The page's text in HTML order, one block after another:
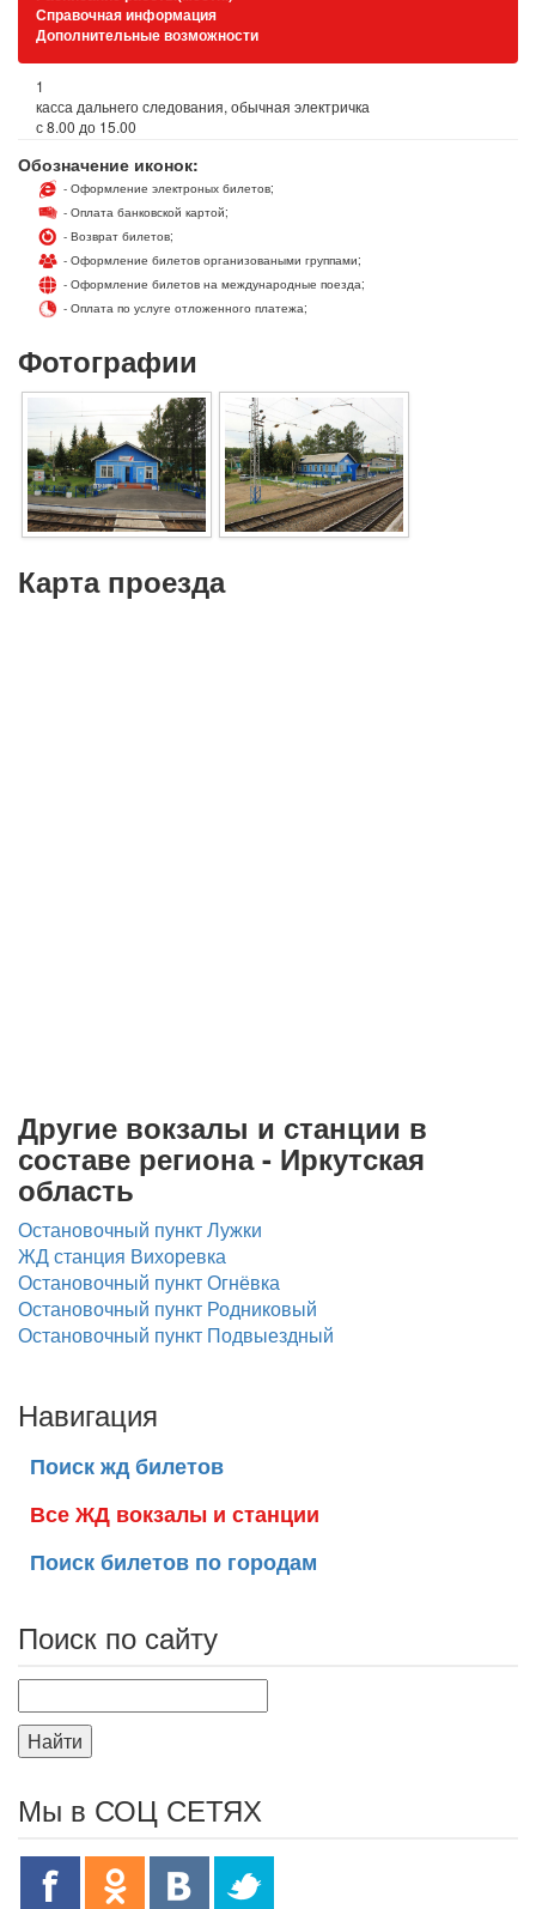
Справочная информация
Дополнительные возможности
1
касса дальнего следования, обычная электричка
с 8.00 до 15.00
Обозначение иконок:
- Оформление электроных билетов;
- Оплата банковской картой;
- Возврат билетов;
- Оформление билетов организоваными группами;
- Оформление билетов на международные поезда;
- Оплата по услуге отложенного платежа;
Фотографии
Карта проезда
Другие вокзалы и станции в
составе региона - Иркутская
область
Остановочный пункт Лужки
ЖД станция Вихоревка
Остановочный пункт Огнёвка
Остановочный пункт Родниковый
Остановочный пункт Подвыездный
Навигация
Поиск жд билетов
Все ЖД вокзалы и станции
Поиск билетов по городам
Поиск по сайту
Найти
Мы в СОЦ СЕТЯХ